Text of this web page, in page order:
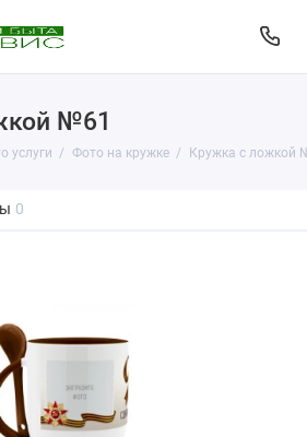
№61
услуги Фото на кружке Кружка с ложкой
0